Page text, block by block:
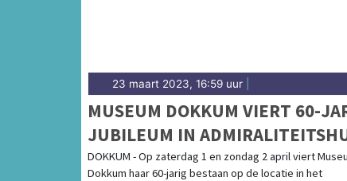
23 maart 2023, 16:59 uur
MUSEUM DOKKUM VIERT 60-
JUBILEUM IN
DOKKUM - Op zaterdag 1 en zondag 2 april viert
Dokkum haar 60-jarig bestaan op de locatie in het